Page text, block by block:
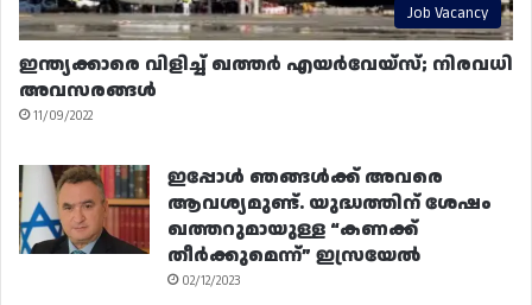
Job Vacancy
ഇന്ത്യക്കാരെ വിളിച്ച് ഖത്തർ എയർവേയ്‌സ്; നിരവധി
അവസരങ്ങൾ
11/09/2022
ഇപ്പോൾ ഞങ്ങൾക്ക് അവരെ
ആവശ്യമുണ്ട്. യുദ്ധത്തിന് ശേഷം
ഖത്തറുമായുള്ള “കണക്ക്
തീർക്കുമെന്ന്” ഇസ്രയേൽ
02/12/2023